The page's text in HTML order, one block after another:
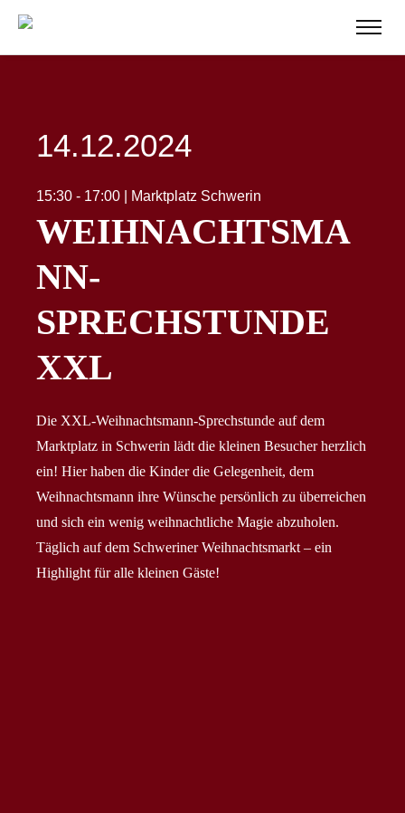
14.12.2024
15:30 - 17:00 | Marktplatz Schwerin
WEIHNACHTSMA
NN-
SPRECHSTUNDE
XXL
Die XXL-Weihnachtsmann-Sprechstunde auf dem
Marktplatz in Schwerin lädt die kleinen Besucher herzlich
ein! Hier haben die Kinder die Gelegenheit, dem
Weihnachtsmann ihre Wünsche persönlich zu überreichen
und sich ein wenig weihnachtliche Magie abzuholen.
Täglich auf dem Schweriner Weihnachtsmarkt – ein
Highlight für alle kleinen Gäste!